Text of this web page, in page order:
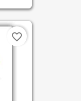
favorite_border